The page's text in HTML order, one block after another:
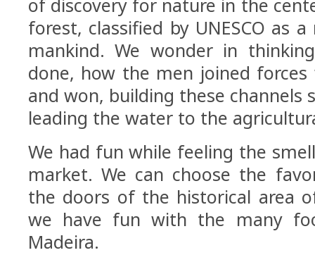
of discovery for nature in the
forest, classified by UNESCO as
mankind. We wonder in
done, how the men joined
and won, building these channels
leading the water to the
We had fun while feeling the
market. We can choose the
the doors of the historical area
we have fun with the many
Madeira.